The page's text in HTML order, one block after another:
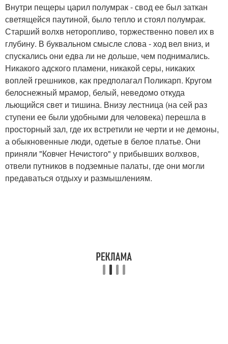
Внутри пещеры царил полумрак - свод ее был заткан
светящейся паутиной, было тепло и стоял полумрак.
Старший волхв неторопливо, торжественно повел их в
глубину. В буквальном смысле слова - ход вел вниз, и
спускались они едва ли не дольше, чем поднимались.
Никакого адского пламени, никакой серы, никаких
воплей грешников, как предполагал Поликарп. Кругом
белоснежный мрамор, белый, неведомо откуда
льющийся свет и тишина. Внизу лестница (на сей раз
ступени ее были удобными для человека) перешла в
просторный зал, где их встретили не черти и не демоны,
а обыкновенные люди, одетые в белое платье. Они
приняли "Ковчег Нечистого" у прибывших волхвов,
отвели путников в подземные палаты, где они могли
предаваться отдыху и размышлениям.